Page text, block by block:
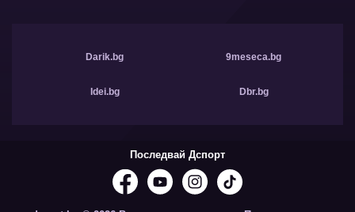
Darik.bg 9meseca.bg
Idei.bg Dbr.bg
Последвай Дспорт